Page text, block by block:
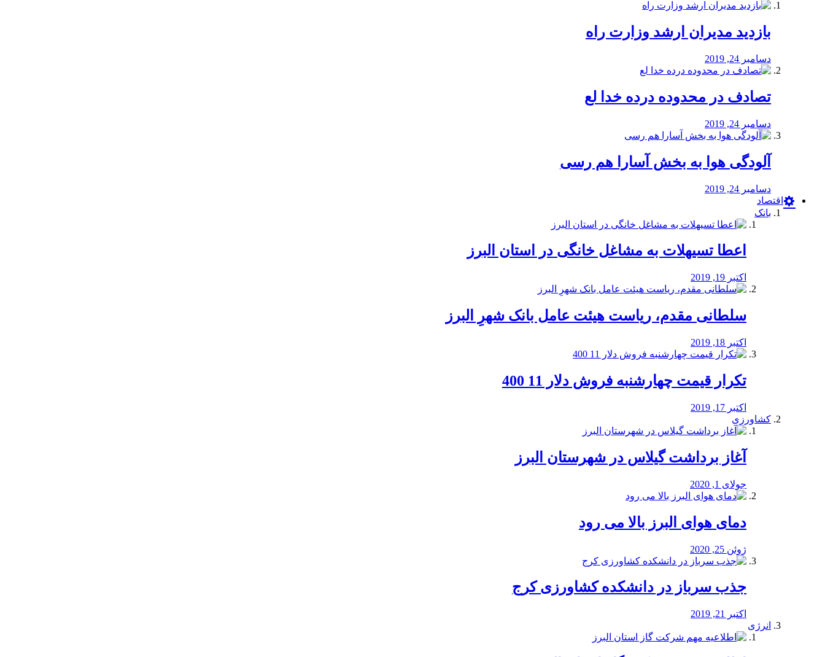
بازدید مدیران ارشد وزارت راه
دسامبر 24, 2019
تصادف در محدوده درده خدا لع
دسامبر 24, 2019
آلودگی هوا به بخش آسارا هم رسی
دسامبر 24, 2019
اقتصاد
بانک
️اعطا تسیهلات به مشاغل خانگی در استان البرز
اکتبر 19, 2019
سلطانی مقدم، ریاست هیئت عامل بانک شهرِ البرز
اکتبر 18, 2019
تکرار قیمت چهارشنبه فروش دلار 11 400
اکتبر 17, 2019
کشاورزی
آغاز برداشت گیلاس در شهرستان البرز
جولای 1, 2020
دمای هوای البرز بالا می رود
ژوئن 25, 2020
جذب سرباز در دانشکده کشاورزی کرج
اکتبر 21, 2019
انرژی